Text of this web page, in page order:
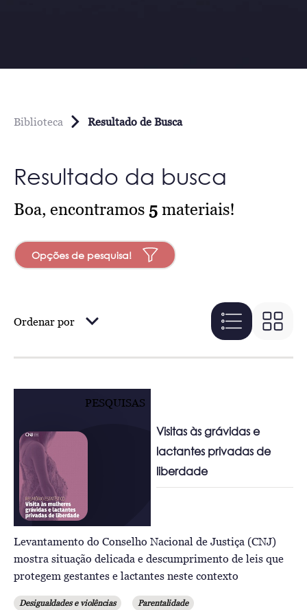
Biblioteca Resultado de Busca
Resultado da busca
Boa, encontramos 5 materiais!
Opções de pesquisa!
Ordenar por
PESQUISAS
Visitas às grávidas e
lactantes privadas de
liberdade
Levantamento do Conselho Nacional de Justiça (CNJ)
mostra situação delicada e descumprimento de leis que
protegem gestantes e lactantes neste contexto
Desigualdades e violências Parentalidade